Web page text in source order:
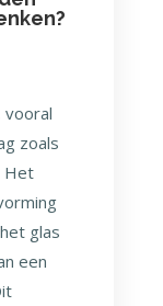
vooral
zoals
Het
glas
een